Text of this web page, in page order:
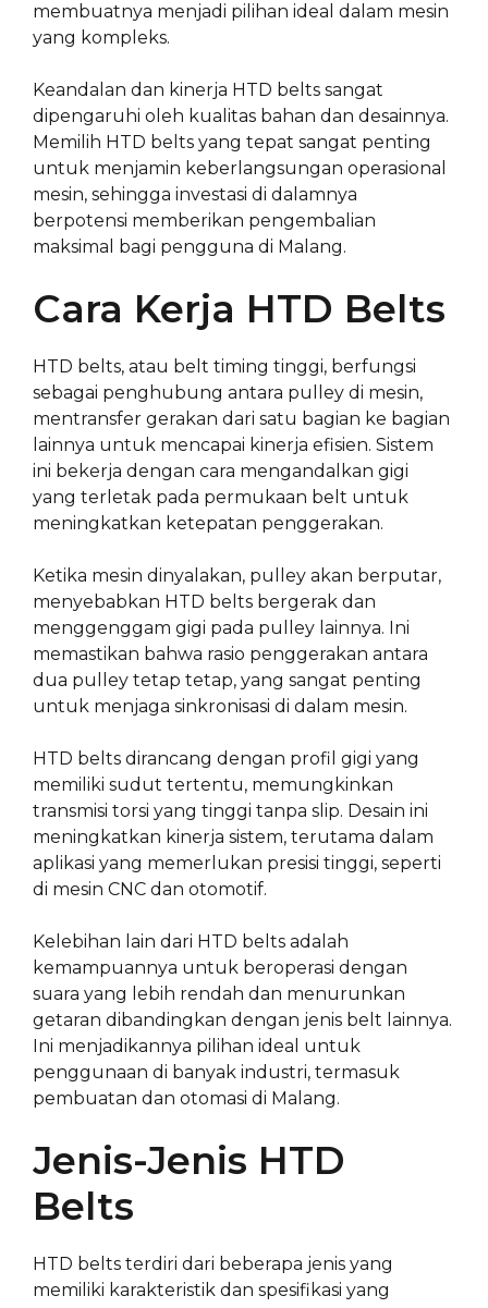
membuatnya menjadi pilihan ideal dalam mesin
yang kompleks.
Keandalan dan kinerja HTD belts sangat
dipengaruhi oleh kualitas bahan dan desainnya.
Memilih HTD belts yang tepat sangat penting
untuk menjamin keberlangsungan operasional
mesin, sehingga investasi di dalamnya
berpotensi memberikan pengembalian
maksimal bagi pengguna di Malang.
Cara Kerja HTD Belts
HTD belts, atau belt timing tinggi, berfungsi
sebagai penghubung antara pulley di mesin,
mentransfer gerakan dari satu bagian ke bagian
lainnya untuk mencapai kinerja efisien. Sistem
ini bekerja dengan cara mengandalkan gigi
yang terletak pada permukaan belt untuk
meningkatkan ketepatan penggerakan.
Ketika mesin dinyalakan, pulley akan berputar,
menyebabkan HTD belts bergerak dan
menggenggam gigi pada pulley lainnya. Ini
memastikan bahwa rasio penggerakan antara
dua pulley tetap tetap, yang sangat penting
untuk menjaga sinkronisasi di dalam mesin.
HTD belts dirancang dengan profil gigi yang
memiliki sudut tertentu, memungkinkan
transmisi torsi yang tinggi tanpa slip. Desain ini
meningkatkan kinerja sistem, terutama dalam
aplikasi yang memerlukan presisi tinggi, seperti
di mesin CNC dan otomotif.
Kelebihan lain dari HTD belts adalah
kemampuannya untuk beroperasi dengan
suara yang lebih rendah dan menurunkan
getaran dibandingkan dengan jenis belt lainnya.
Ini menjadikannya pilihan ideal untuk
penggunaan di banyak industri, termasuk
pembuatan dan otomasi di Malang.
Jenis-Jenis HTD
Belts
HTD belts terdiri dari beberapa jenis yang
memiliki karakteristik dan spesifikasi yang